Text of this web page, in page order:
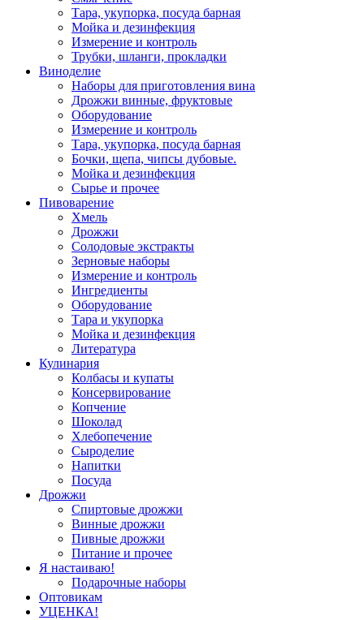
Тара, укупорка, посуда барная
Мойка и дезинфекция
Измерение и контроль
Трубки, шланги, прокладки
Виноделие
Наборы для приготовления вина
Дрожжи винные, фруктовые
Оборудование
Измерение и контроль
Тара, укупорка, посуда барная
Бочки, щепа, чипсы дубовые.
Мойка и дезинфекция
Сырье и прочее
Пивоварение
Хмель
Дрожжи
Солодовые экстракты
Зерновые наборы
Измерение и контроль
Ингредиенты
Оборудование
Тара и укупорка
Мойка и дезинфекция
Литература
Кулинария
Колбасы и купаты
Консервирование
Копчение
Шоколад
Хлебопечение
Сыроделие
Напитки
Посуда
Дрожжи
Спиртовые дрожжи
Винные дрожжи
Пивные дрожжи
Питание и прочее
Я настаиваю!
Подарочные наборы
Оптовикам
УЦЕНКА!